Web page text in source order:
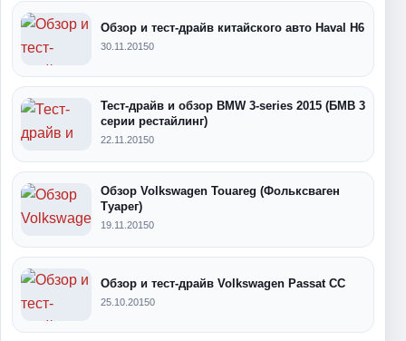
Обзор и тест-драйв китайского авто Haval H6
30.11.20150
Тест-драйв и обзор BMW 3-series 2015 (БМВ 3
серии рестайлинг)
22.11.20150
Обзор Volkswagen Touareg (Фольксваген
Туарег)
19.11.20150
Обзор и тест-драйв Volkswagen Passat CC
25.10.20150